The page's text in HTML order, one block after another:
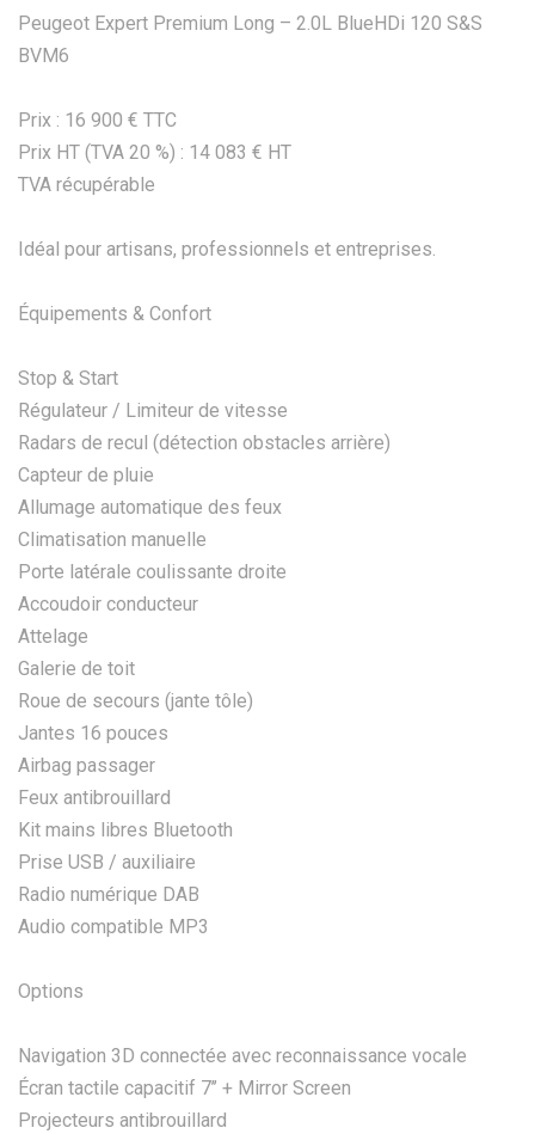
Peugeot Expert Premium Long – 2.0L BlueHDi 120 S&S
BVM6
Prix : 16 900 € TTC
Prix HT (TVA 20 %) : 14 083 € HT
TVA récupérable
Idéal pour artisans, professionnels et entreprises.
Équipements & Confort
Stop & Start
Régulateur / Limiteur de vitesse
Radars de recul (détection obstacles arrière)
Capteur de pluie
Allumage automatique des feux
Climatisation manuelle
Porte latérale coulissante droite
Accoudoir conducteur
Attelage
Galerie de toit
Roue de secours (jante tôle)
Jantes 16 pouces
Airbag passager
Feux antibrouillard
Kit mains libres Bluetooth
Prise USB / auxiliaire
Radio numérique DAB
Audio compatible MP3
Options
Navigation 3D connectée avec reconnaissance vocale
Écran tactile capacitif 7’’ + Mirror Screen
Projecteurs antibrouillard